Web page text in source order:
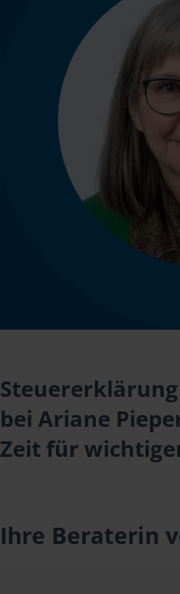
bei Ariane
Zeit für
Ihre Beraterin